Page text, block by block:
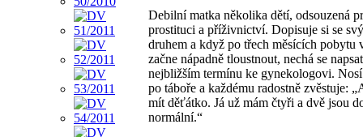
Debilní matka několika dětí, odsouzená
prostituci a příživnictví. Dopisuje si se
druhem a když po třech měsících
začne nápadně tloustnout, nechá se
nejbližším termínu ke gynekologovi. Nosí
po táboře a každému radostně zvěstuje:
mít děťátko. Já už mám čtyři a dvě jsou
normální.“